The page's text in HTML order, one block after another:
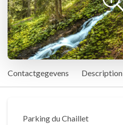
Contactgegevens Description
Parking du Chaillet